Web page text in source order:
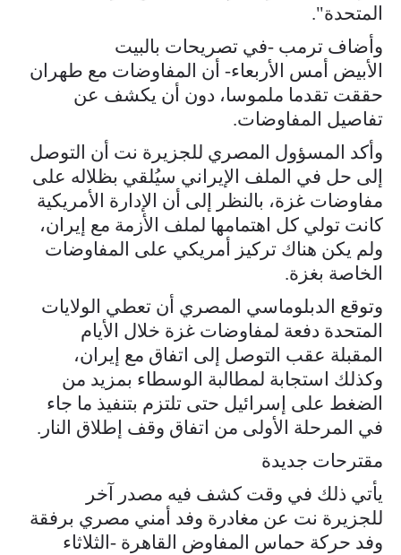
المتحدة".
وأضاف ترمب -في تصريحات بالبيت
الأبيض أمس الأربعاء- أن المفاوضات مع طهران
حققت تقدما ملموسا، دون أن يكشف عن
تفاصيل المفاوضات.
وأكد المسؤول المصري للجزيرة نت أن التوصل
إلى حل في الملف الإيراني سيُلقي بظلاله على
مفاوضات غزة، بالنظر إلى أن الإدارة الأمريكية
كانت تولي كل اهتمامها لملف الأزمة مع إيران،
ولم يكن هناك تركيز أمريكي على المفاوضات
الخاصة بغزة.
وتوقع الدبلوماسي المصري أن تعطي الولايات
المتحدة دفعة لمفاوضات غزة خلال الأيام
المقبلة عقب التوصل إلى اتفاق مع إيران،
وكذلك استجابة لمطالبة الوسطاء بمزيد من
الضغط على إسرائيل حتى تلتزم بتنفيذ ما جاء
في المرحلة الأولى من اتفاق وقف إطلاق النار.
مقترحات جديدة
يأتي ذلك في وقت كشف فيه مصدر آخر
للجزيرة نت عن مغادرة وفد أمني مصري برفقة
وفد حركة حماس المفاوض القاهرة -الثلاثاء